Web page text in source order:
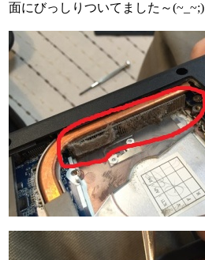
面にびっしりついてました～(~_~;)